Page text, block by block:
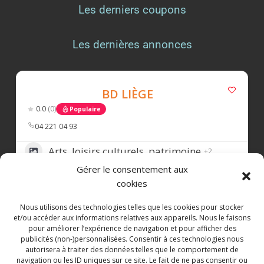
Gérer le consentement aux
cookies
Nous utilisons des technologies telles que les cookies pour stocker
et/ou accéder aux informations relatives aux appareils. Nous le faisons
pour améliorer l’expérience de navigation et pour afficher des
publicités (non-)personnalisées. Consentir à ces technologies nous
autorisera à traiter des données telles que le comportement de
navigation ou les ID uniques sur ce site. Le fait de ne pas consentir ou
Le salon de dégustationDarcis Chocolatier
est heureux de vous accueillir du mardi au
samedi, de 10 h à 18 h, pour une pause
pâtisseries et macarons Darcis, glace artisanale
emblématiques de la Maison.
Rendez-vous Rue des Dominicains 20, à
Liège.
Les derniers coupons
Les dernières annonces
BD LIÈGE
0.0 (0) Populaire
04 221 04 93
Arts, loisirs culturels, patrimoine +2
LES TRESORS DU PALAIS
0.0 (0)€€€€ Populaire
Zone d’implantation